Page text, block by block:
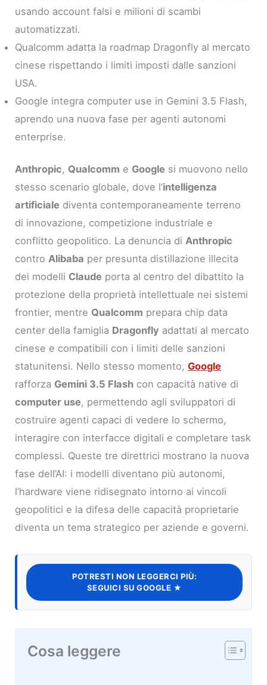
usando account falsi e milioni di scambi
automatizzati.
Qualcomm adatta la roadmap Dragonfly al mercato
cinese rispettando i limiti imposti dalle sanzioni
USA.
Google integra computer use in Gemini 3.5 Flash,
aprendo una nuova fase per agenti autonomi
enterprise.
Anthropic, Qualcomm e Google si muovono nello
stesso scenario globale, dove l’intelligenza
artificiale diventa contemporaneamente terreno
di innovazione, competizione industriale e
conflitto geopolitico. La denuncia diAnthropic
controAlibaba per presunta distillazione illecita
dei modelli Claude porta al centro del dibattito la
protezione della proprietà intellettuale nei sistemi
frontier, mentre Qualcomm prepara chip data
center della famiglia Dragonfly adattati al mercato
cinese e compatibili con i limiti delle sanzioni
statunitensi. Nello stesso momento,Google
rafforza Gemini 3.5 Flash con capacità native di
computer use, permettendo agli sviluppatori di
costruire agenti capaci di vedere lo schermo,
interagire con interfacce digitali e completare task
complessi. Queste tre direttrici mostrano la nuova
fase dell’AI: i modelli diventano più autonomi,
l’hardware viene ridisegnato intorno ai vincoli
geopolitici e la difesa delle capacità proprietarie
diventa un tema strategico per aziende e governi.
POTRESTI NON LEGGERCI PIÙ:
SEGUICI SU GOOGLE ★
Cosa leggere